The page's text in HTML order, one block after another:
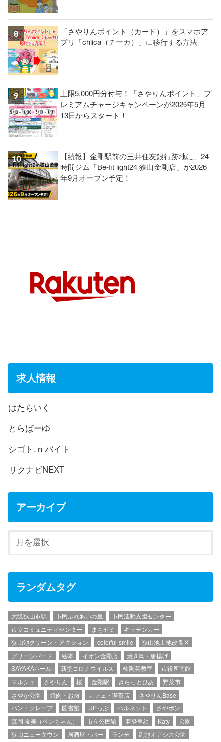
「さやりんポイント（カード）」をスマホア
プリ「chiica（チーカ）」に移行する方法
上限5,000円分付与！「さやりんポイント」プ
レミアムチャージキャンペーンが2026年5月
13日からスタート！
【続報】金剛駅前の三井住友銀行跡地に、24
時間ジム「Be-fit light24 狭山金剛店」が2026
年9月オープン予定！
求人情報
はたらいく
とらばーゆ
シゴト.in バイト
リクナビNEXT
アーカイブ
ランダムタグ
大阪狭山市駅 市民ふれあいの里
市民活動支援センター
市立コミュニティセンター
まちゼミ
キッチンカー
狭山池クリーン・アクション
colorful-smile
狭山池土地改良区
グリーンバード
絵本 イオン金剛店
焼き鳥・唐揚げ
SAYAKAホール
新型コロナウイルス 柿陶芸教室
市役所南館
マルシェ
さやりん 桜 金剛駅 きらっとぴあ
野菜市
さやか公園
焼肉・お肉 カフェ・喫茶店
さやりんBase
パン・クレープ
図書館 UPっぷ パルネット
さやポン
森岡 友美（ペンちゃん）
市立公民館 亜登里絵 Katy
公園
狭山ニュータウン
居酒屋・バー ランチ
副池オアシス公園